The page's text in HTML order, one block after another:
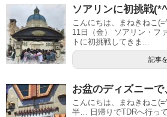
ソアリンに初挑戦
こんにちは、まねきねこ
11日（金） ソアリン・フ
トに初挑戦してきま...
記事
お盆のディズニー
こんにちは、まねきねこ
半… 日帰りでTDRへ行っ